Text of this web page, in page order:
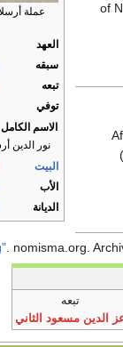
عملة
العهد
سبقه
تبعه
توفي
الاسم الكامل
نور الدين
البيت
الأب
الديانة
of
. nomisma.org.
تبعه
الدين مسعود الثاني